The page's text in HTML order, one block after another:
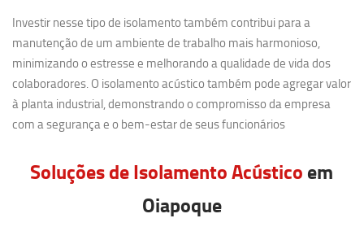
Investir nesse tipo de isolamento também contribui para a
manutenção de um ambiente de trabalho mais harmonioso,
minimizando o estresse e melhorando a qualidade de vida dos
colaboradores. O isolamento acústico também pode agregar valor
à planta industrial, demonstrando o compromisso da empresa
com a segurança e o bem-estar de seus funcionários
Soluções de Isolamento Acústico em
Oiapoque